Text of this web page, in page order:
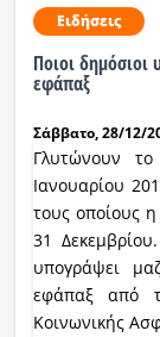
Πολιτισμός
Ειδήσεις
Ποιοι
εφάπαξ
Σάββατο, 28/12/
Γλυτώνουν
Ιανουαρίου
τους οποίους
31
υπογράψει
εφάπαξ από
Κοινωνικής